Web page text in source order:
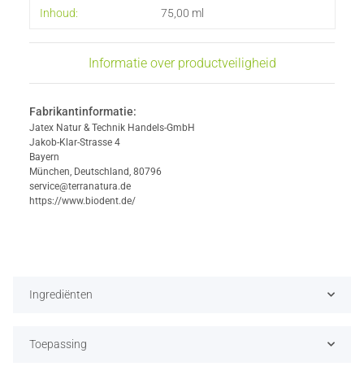
#productDetails.itemInformation#
#productDetails.itemValue#
Inhoud: 75,00 ml
Informatie over productveiligheid
Fabrikantinformatie:
Jatex Natur & Technik Handels-GmbH
Jakob-Klar-Strasse 4
Bayern
München, Deutschland, 80796
service@terranatura.de
https://www.biodent.de/
Ingrediënten
Toepassing